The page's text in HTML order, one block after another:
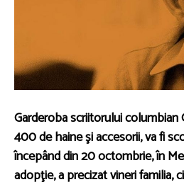
Garderoba scriitorului columbian
400 de haine şi accesorii, va fi
începând din 20 octombrie, în
adopţie, a precizat vineri familia,